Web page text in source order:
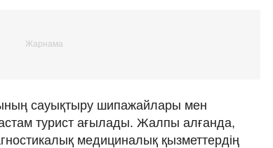
сауықтыру шипажайлары мен
турист ағылады. Жалпы алғанда,
медициналық қызметтердің